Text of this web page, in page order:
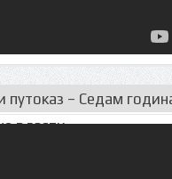
путоказ – Седам
власти